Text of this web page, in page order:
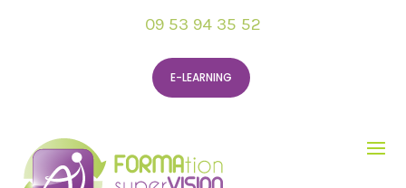
09 53 94 35 52
E-LEARNING